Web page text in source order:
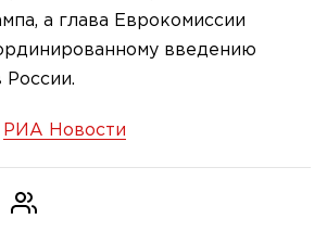
а глава Еврокомиссии
введению
России.
РИА Новости